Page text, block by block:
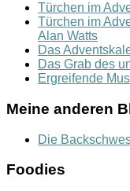
Türchen im
Türchen im
Alan Watts
Das
Das Grab des
Ergreifende
Meine anderen
Die
Foodies